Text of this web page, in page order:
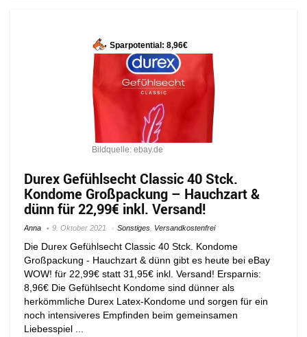
Sparpotential: 8,96€
Bildquelle: ebay.de
Durex Gefühlsecht Classic 40 Stck.
Kondome Großpackung – Hauchzart &
dünn für 22,99€ inkl. Versand!
Anna 9. Oktober 2021 Sonstiges Versandkostenfrei
Die Durex Gefühlsecht Classic 40 Stck. Kondome
Großpackung - Hauchzart & dünn gibt es heute bei eBay
WOW! für 22,99€ statt 31,95€ inkl. Versand! Ersparnis:
8,96€ Die Gefühlsecht Kondome sind dünner als
herkömmliche Durex Latex-Kondome und sorgen für ein
noch intensiveres Empfinden beim gemeinsamen
Liebesspiel ...